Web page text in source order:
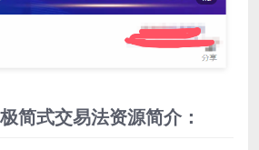
简式交易法资源简介：